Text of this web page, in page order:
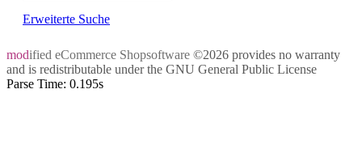
Erweiterte Suche
modified eCommerce Shopsoftware ©2026 provides no warranty
and is redistributable under the GNU General Public License
Parse Time: 0.195s